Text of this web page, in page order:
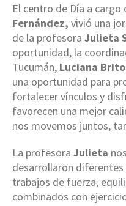
El centro de Día a
Fernández, vivió una
de la profesora Julieta
oportunidad, la
Tucumán, Luciana
una oportunidad para
fortalecer vínculos y
favorecen una mejor
nos movemos juntos,
La profesora Julieta
desarrollaron
trabajos de fuerza,
combinados con